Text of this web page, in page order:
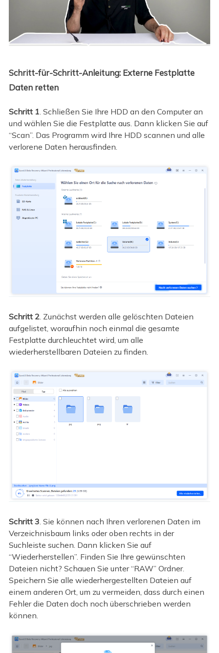
Schritt-für-Schritt-Anleitung: Externe Festplatte
Daten retten
Schritt 1. Schließen Sie Ihre HDD an den Computer an
und wählen Sie die Festplatte aus. Dann klicken Sie auf
“Scan”. Das Programm wird Ihre HDD scannen und alle
verlorene Daten herausfinden.
Schritt 2. Zunächst werden alle gelöschten Dateien
aufgelistet, woraufhin noch einmal die gesamte
Festplatte durchleuchtet wird, um alle
wiederherstellbaren Dateien zu finden.
Schritt 3. Sie können nach Ihren verlorenen Daten im
Verzeichnisbaum links oder oben rechts in der
Suchleiste suchen. Dann klicken Sie auf
“Wiederherstellen”. Finden Sie Ihre gewünschten
Dateien nicht? Schauen Sie unter “RAW” Ordner.
Speichern Sie alle wiederhergestellten Dateien auf
einem anderen Ort, um zu vermeiden, dass durch einen
Fehler die Daten doch noch überschrieben werden
können.